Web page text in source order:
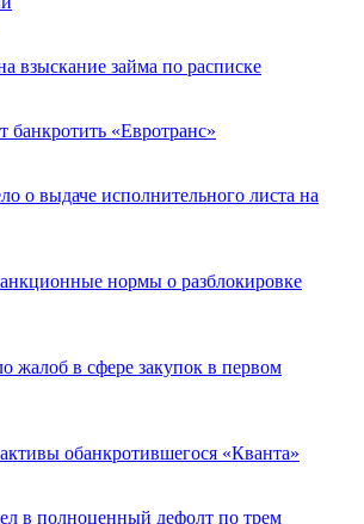
взыскание займа по расписке
банкротить «Евротранс»
о выдаче исполнительного листа на
нормы о разблокировке
жалоб в сфере закупок в первом
обанкротившегося «Кванта»
в полноценный дефолт по трем